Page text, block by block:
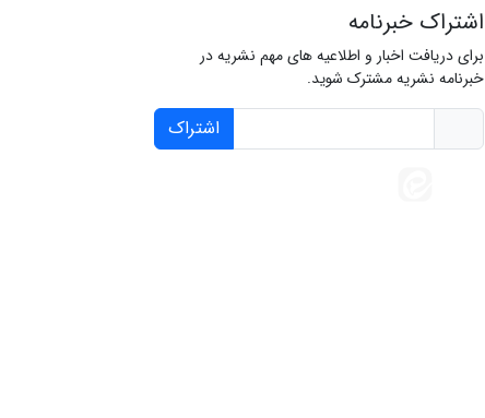
اشتراک خبرنامه
برای دریافت اخبار و اطلاعیه های مهم نشریه در
خبرنامه نشریه مشترک شوید.
اشتراک